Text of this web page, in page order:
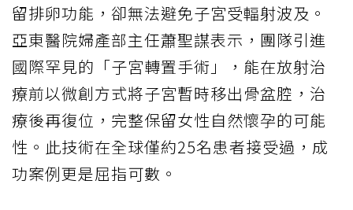
留排卵功能，卻無法避免子宮受輻射波及。
亞東醫院婦產部主任蕭聖謀表示，團隊引進
國際罕見的「子宮轉置手術」，能在放射治
療前以微創方式將子宮暫時移出骨盆腔，治
療後再復位，完整保留女性自然懷孕的可能
性。此技術在全球僅約25名患者接受過，成
功案例更是屈指可數。